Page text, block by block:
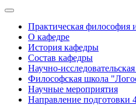
Практическая философия
О кафедре
История кафедры
Состав кафедры
Научно-
Философская школа
Научные мероприятия
Направление подготовки